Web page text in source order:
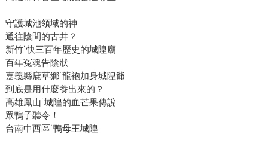
守護城池領域的神
通往陰間的古井？
新竹˙快三百年歷史的城隍廟
百年冤魂告陰狀
嘉義縣鹿草鄉˙龍袍加身城隍爺
到底是用什麼養出來的？
高雄鳳山˙城隍的血芒果傳說
眾鴨子聽令！
台南中西區˙鴨母王城隍